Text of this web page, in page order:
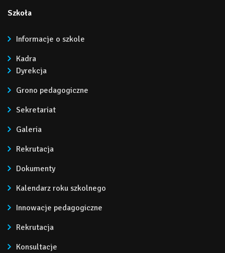
Szkoła
Informacje o szkole
Kadra
Dyrekcja
Grono pedagogiczne
Sekretariat
Galeria
Rekrutacja
Dokumenty
Kalendarz roku szkolnego
Innowacje pedagogiczne
Rekrutacja
Konsultacje